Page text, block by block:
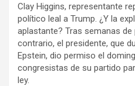
Clay Higgins, representante
político leal a Trump. ¿Y la
aplastante? Tras semanas
contrario, el presidente, que
Epstein, dio permiso el
congresistas de su partido
ley.